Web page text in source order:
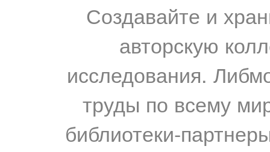
Создавайте и
авторскую
исследования.
труды по всему
библиотеки-